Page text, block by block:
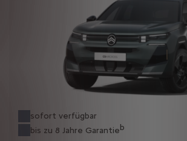
sofort verfügbar
bis zu 8 Jahre Garantieb